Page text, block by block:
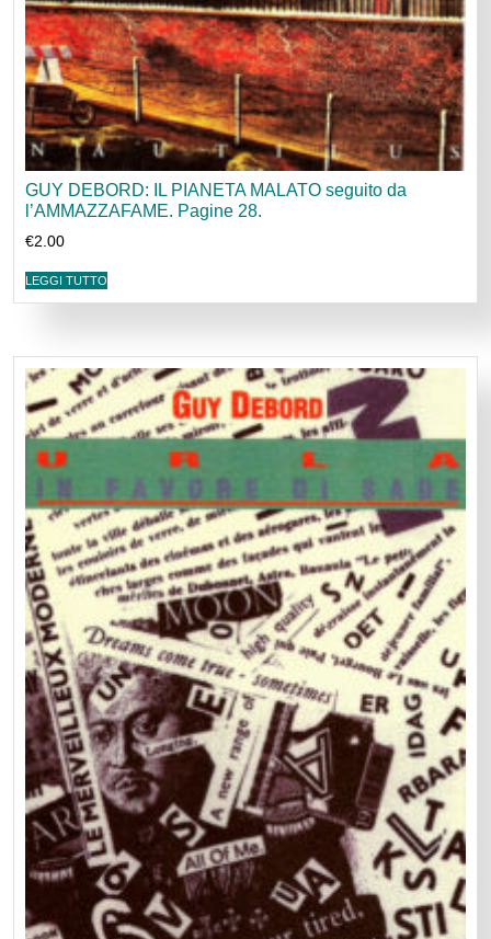
GUY DEBORD: IL PIANETA MALATO seguito da
l’AMMAZZAFAME. Pagine 28.
€2.00
LEGGI TUTTO